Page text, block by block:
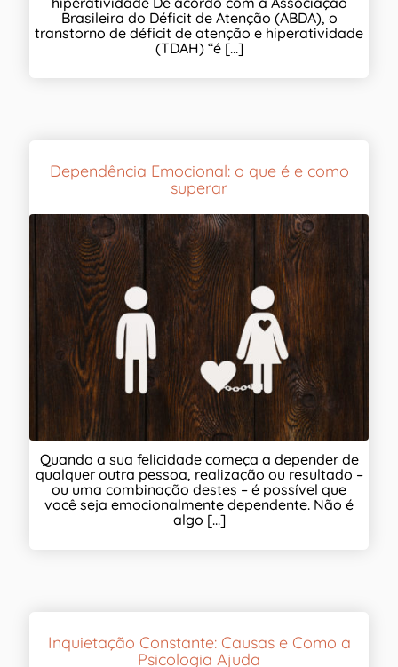
Brasileira do Déficit de Atenção (ABDA), o
transtorno de déficit de atenção e hiperatividade
(TDAH) “é [...]
Dependência Emocional: o que é e como
superar
Quando a sua felicidade começa a depender de
qualquer outra pessoa, realização ou resultado –
ou uma combinação destes – é possível que
você seja emocionalmente dependente. Não é
algo [...]
Inquietação Constante: Causas e Como a
Psicologia Ajuda